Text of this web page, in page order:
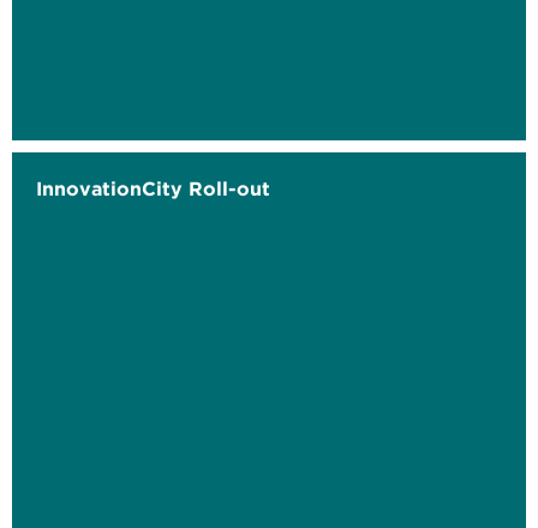
InnovationCity Roll-out